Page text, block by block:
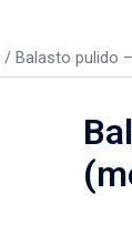
/ Balasto pulido